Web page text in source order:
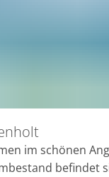
im schönen
befindet